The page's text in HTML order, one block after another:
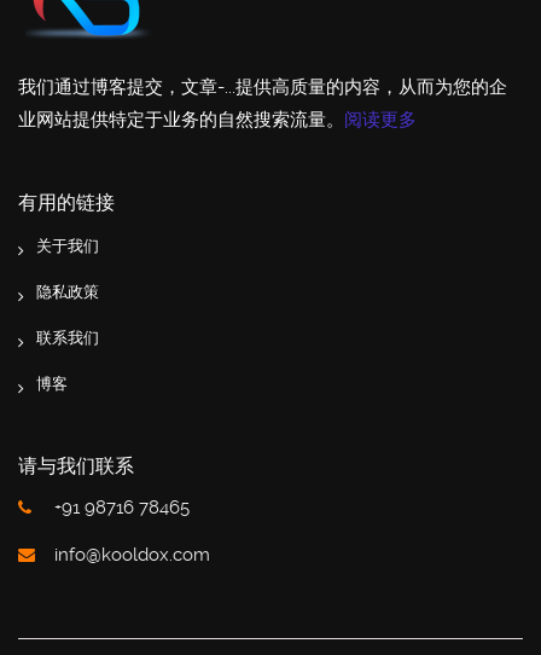
我们通过博客提交，文章-...提供高质量的内容，从而为您的企
业网站提供特定于业务的自然搜索流量。 阅读更多
有用的链接
关于我们
隐私政策
联系我们
博客
请与我们联系
+91 98716 78465
info@kooldox.com